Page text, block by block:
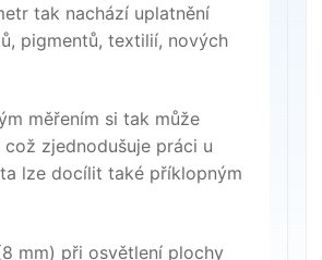
tak nachází uplatnění
pigmentů, textilií, nových
měřením si tak může
zjednodušuje práci u
lze docílit také příklopným
mm) při osvětlení plochy